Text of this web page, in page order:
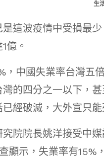
生
這波疫情中受損最
億。
，中國失業率台灣五
的四分之一以下，
經破滅，大外宣只
院院長姚洋接受中
顯示，失業率有